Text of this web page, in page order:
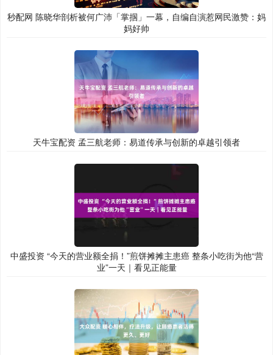
秒配网 陈晓华剖析被何广沛「掌掴」一幕，自编自演惹网民激赞：妈
妈好帅
天牛宝配资 孟三航老师：易道传承与创新的卓越引领者
中盛投资 “今天的营业额全捐！”煎饼摊摊主患癌 整条小吃街为他“营
业”一天｜看见正能量